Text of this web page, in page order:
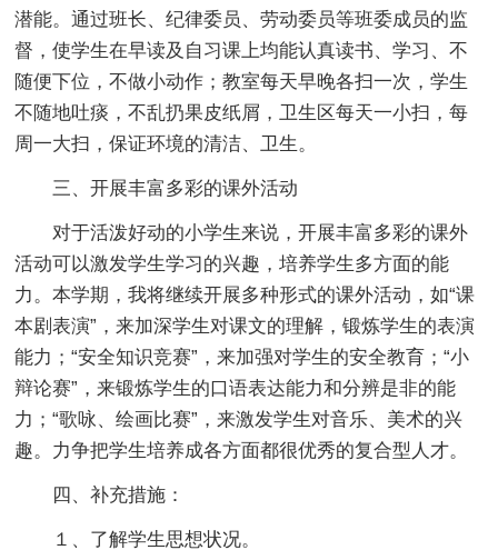
潜能。通过班长、纪律委员、劳动委员等班委成员的监
督，使学生在早读及自习课上均能认真读书、学习、不
随便下位，不做小动作；教室每天早晚各扫一次，学生
不随地吐痰，不乱扔果皮纸屑，卫生区每天一小扫，每
周一大扫，保证环境的清洁、卫生。
三、开展丰富多彩的课外活动
对于活泼好动的小学生来说，开展丰富多彩的课外
活动可以激发学生学习的兴趣，培养学生多方面的能
力。本学期，我将继续开展多种形式的课外活动，如“课
本剧表演”，来加深学生对课文的理解，锻炼学生的表演
能力；“安全知识竞赛”，来加强对学生的安全教育；“小
辩论赛”，来锻炼学生的口语表达能力和分辨是非的能
力；“歌咏、绘画比赛”，来激发学生对音乐、美术的兴
趣。力争把学生培养成各方面都很优秀的复合型人才。
四、补充措施：
１、了解学生思想状况。